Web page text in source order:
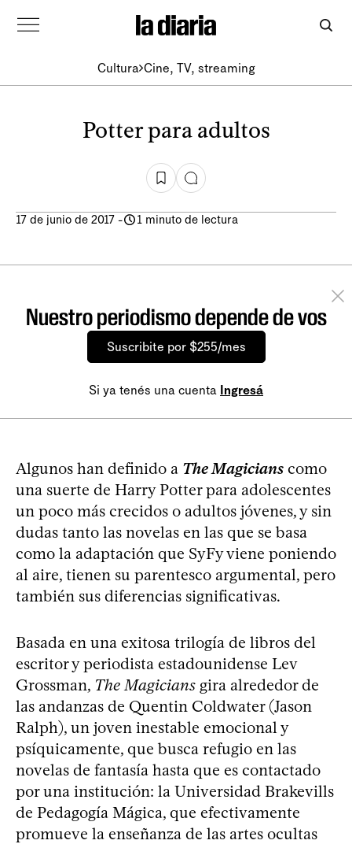
Cultura Cine, TV, streaming
Potter para adultos
17 de junio de 2017 - 1 minuto de lectura
Nuestro periodismo depende de vos
Suscribite por $255/mes
Si ya tenés una cuenta Ingresá
Algunos han definido a The Magicians como
una suerte de Harry Potter para adolescentes
un poco más crecidos o adultos jóvenes, y sin
dudas tanto las novelas en las que se basa
como la adaptación que SyFy viene poniendo
al aire, tienen su parentesco argumental, pero
también sus diferencias significativas.
Basada en una exitosa trilogía de libros del
escritor y periodista estadounidense Lev
Grossman, The Magicians gira alrededor de
las andanzas de Quentin Coldwater (Jason
Ralph), un joven inestable emocional y
psíquicamente, que busca refugio en las
novelas de fantasía hasta que es contactado
por una institución: la Universidad Brakevills
de Pedagogía Mágica, que efectivamente
promueve la enseñanza de las artes ocultas